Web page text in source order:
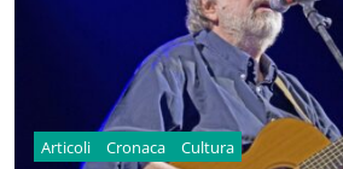
Articoli Cronaca Cultura